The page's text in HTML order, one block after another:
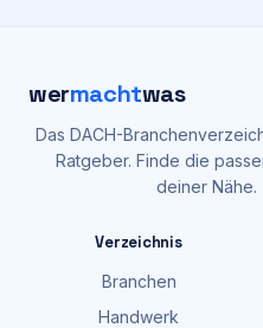
wermachtwas
Das DACH-
Ratgeber. Finde die
deiner Nähe.
Verzeichnis
Branchen
Handwerk